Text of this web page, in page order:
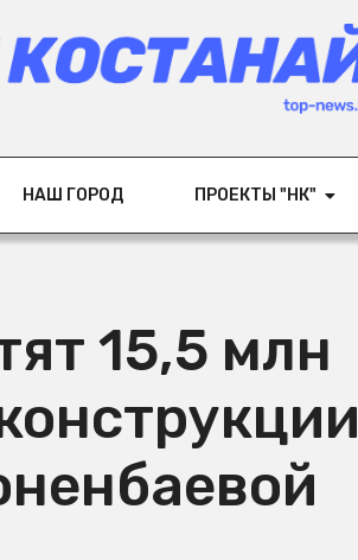
НАШ ГОРОД ПРОЕКТЫ "НК"
15,5 млн